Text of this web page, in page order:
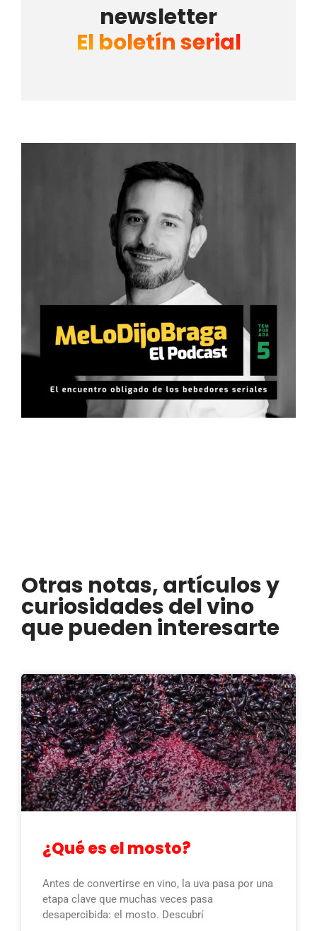
newsletter
El boletín serial
Otras notas, artículos y
curiosidades del vino
que pueden interesarte
¿Qué es el mosto?
Antes de convertirse en vino, la uva pasa por una
etapa clave que muchas veces pasa
desapercibida: el mosto. Descubrí